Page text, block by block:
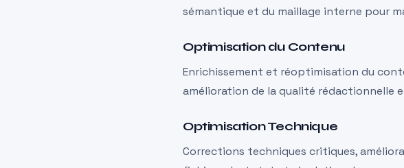
sémantique et du maillage interne pour
Optimisation du Contenu
Enrichissement et réoptimisation du
amélioration de la qualité rédactionnelle
Optimisation Technique
Corrections techniques critiques,